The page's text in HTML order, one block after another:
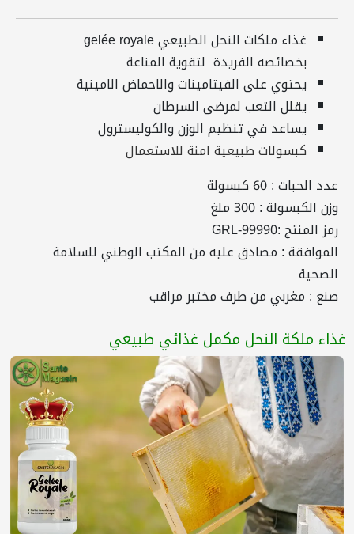
غذاء ملكات النحل الطبيعي gelée royale
بخصائصه الفريدة لتقوية المناعة
يحتوي على الفيتامينات والاحماض الامينية
يقلل التعب لمرضى السرطان
يساعد في تنظيم الوزن والكوليسترول
كبسولات طبيعية امنة للاستعمال
عدد الحبات : 60 كبسولة
وزن الكبسولة : 300 ملغ
رمز المنتج :GRL-99990
الموافقة : مصادق عليه من المكتب الوطني للسلامة
الصحية
صنع : مغربي من طرف مختبر مراقب
غذاء ملكة النحل مكمل غذائي طبيعي